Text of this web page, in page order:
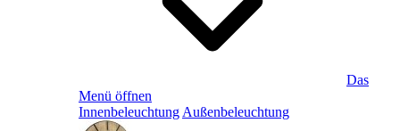
Das
Menü öffnen
Innenbeleuchtung Außenbeleuchtung